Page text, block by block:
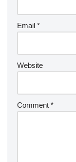
Email *
Website
Comment *